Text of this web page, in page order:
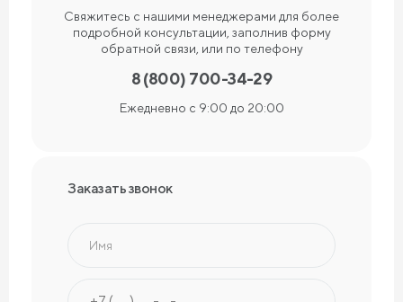
Свяжитесь с нашими менеджерами для более
подробной консультации, заполнив форму
обратной связи, или по телефону
8 (800) 700-34-29
Ежедневно с 9:00 до 20:00
Заказать звонок
Имя